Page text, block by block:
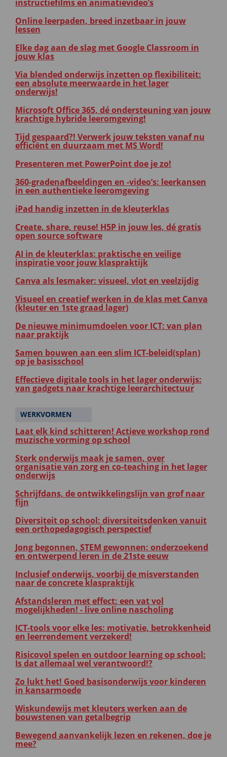
instructiefilms en animatievideo’s
Online leerpaden, breed inzetbaar in jouw
lessen
Elke dag aan de slag met Google Classroom in
jouw klas
Via blended onderwijs inzetten op flexibiliteit:
een absolute meerwaarde in het lager
onderwijs!
Microsoft Office 365, dé ondersteuning van jouw
krachtige hybride leeromgeving!
Tijd gespaard?! Verwerk jouw teksten vanaf nu
efficiënt en duurzaam met MS Word!
Presenteren met PowerPoint doe je zo!
360-gradenafbeeldingen en -video’s: leerkansen
in een authentieke leeromgeving
iPad handig inzetten in de kleuterklas
Create, share, reuse! H5P in jouw les, dé gratis
open source software
AI in de kleuterklas: praktische en veilige
inspiratie voor jouw klaspraktijk
Canva als lesmaker: visueel, vlot en veelzijdig
Visueel en creatief werken in de klas met Canva
(kleuter en 1ste graad lager)
De nieuwe minimumdoelen voor ICT: van plan
naar praktijk
Samen bouwen aan een slim ICT-beleid(splan)
op je basisschool
Effectieve digitale tools in het lager onderwijs:
van gadgets naar krachtige leerarchitectuur
WERKVORMEN
Laat elk kind schitteren! Actieve workshop rond
muzische vorming op school
Sterk onderwijs maak je samen, over
organisatie van zorg en co-teaching in het lager
onderwijs
Schrijfdans, de ontwikkelingslijn van grof naar
fijn
Diversiteit op school: diversiteitsdenken vanuit
een orthopedagogisch perspectief
Jong begonnen, STEM gewonnen: onderzoekend
en ontwerpend leren in de 21ste eeuw
Inclusief onderwijs, voorbij de misverstanden
naar de concrete klaspraktijk
Afstandsleren met effect: een vat vol
mogelijkheden! - live online nascholing
ICT-tools voor elke les: motivatie, betrokkenheid
en leerrendement verzekerd!
Risicovol spelen en outdoor learning op school:
Is dat allemaal wel verantwoord!?
Zo lukt het! Goed basisonderwijs voor kinderen
in kansarmoede
Wiskundewijs met kleuters werken aan de
bouwstenen van getalbegrip
Bewegend aanvankelijk lezen en rekenen, doe je
mee?